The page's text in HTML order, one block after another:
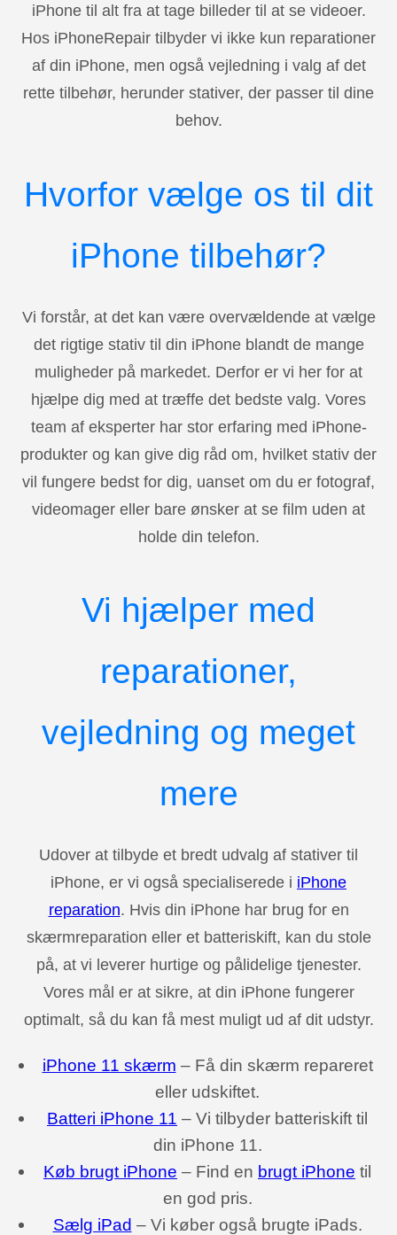
iPhone til alt fra at tage billeder til at se videoer.
Hos iPhoneRepair tilbyder vi ikke kun reparationer
af din iPhone, men også vejledning i valg af det
rette tilbehør, herunder stativer, der passer til dine
behov.
Hvorfor vælge os til dit
iPhone tilbehør?
Vi forstår, at det kan være overvældende at vælge
det rigtige stativ til din iPhone blandt de mange
muligheder på markedet. Derfor er vi her for at
hjælpe dig med at træffe det bedste valg. Vores
team af eksperter har stor erfaring med iPhone-
produkter og kan give dig råd om, hvilket stativ der
vil fungere bedst for dig, uanset om du er fotograf,
videomager eller bare ønsker at se film uden at
holde din telefon.
Vi hjælper med
reparationer,
vejledning og meget
mere
Udover at tilbyde et bredt udvalg af stativer til
iPhone, er vi også specialiserede i iPhone
reparation. Hvis din iPhone har brug for en
skærmreparation eller et batteriskift, kan du stole
på, at vi leverer hurtige og pålidelige tjenester.
Vores mål er at sikre, at din iPhone fungerer
optimalt, så du kan få mest muligt ud af dit udstyr.
iPhone 11 skærm – Få din skærm repareret
eller udskiftet.
Batteri iPhone 11 – Vi tilbyder batteriskift til
din iPhone 11.
Køb brugt iPhone – Find en brugt iPhone til
en god pris.
Sælg iPad – Vi køber også brugte iPads.